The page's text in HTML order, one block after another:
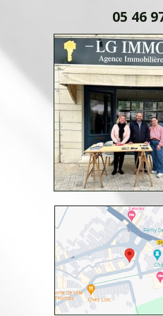
05 46